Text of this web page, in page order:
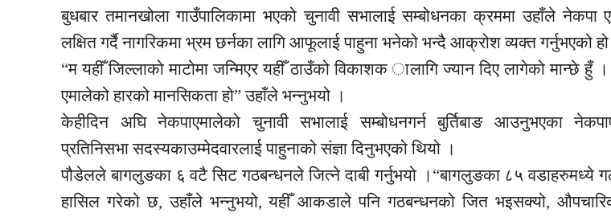
बुधबार तमानखोला गाउँपालिकामा भएको चुनावी सभालाई सम्बोधनका क्रममा उहाँले
लक्षित गर्दै नागरिकमा भ्रम छर्नका लागि आफूलाई पाहुना भनेको भन्दै आक्रोश व्यक्त गर्नुभएको
“म यहीँ जिल्लाको माटोमा जन्मिएर यहीँ ठाउँको विकाशक ालागि ज्यान दिए लागेको मान्छे हुँ
एमालेको हारको मानसिकता हो” उहाँले भन्नुभयो ।
केहीदिन अघि नेकपाएमालेको चुनावी सभालाई सम्बोधनगर्न बुर्तिबाङ आउनुभएका
प्रतिनिसभा सदस्यकाउम्मेदवारलाई पाहुनाको संज्ञा दिनुभएको थियो ।
पौडेलले बागलुङका ६ वटै सिट गठबन्धनले जित्ने दाबी गर्नुभयो ।“बागलुङका ८५ वडाहरुमध्ये
हासिल गरेको छ, उहाँले भन्नुभयो, यहीँ आकडाले पनि गठबन्धनको जित भइसक्यो,